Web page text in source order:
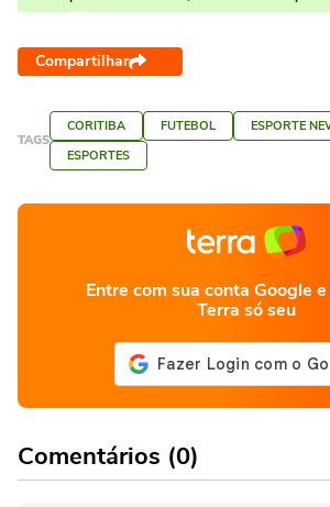
Compartilhar
TAGS
CORITIBA FUTEBOL
ESPORTE
ESPORTES
Entre com sua conta Google
Terra só seu
Comentários (0)